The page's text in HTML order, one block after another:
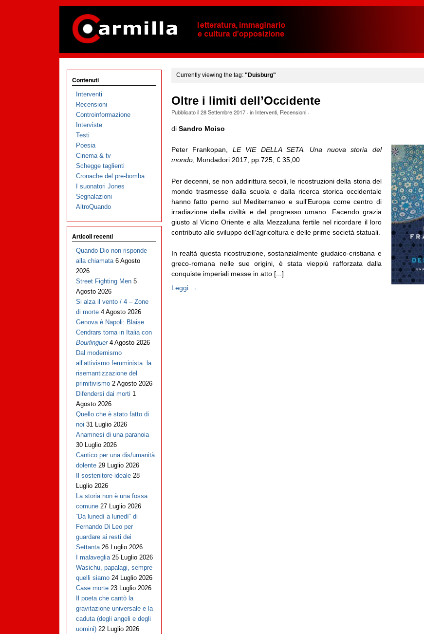
Currently viewing the tag: "Duisburg"
Oltre i limiti dell’Occidente
Pubblicato il28 Settembre 2017· in Interventi, Recensioni·
di Sandro Moiso
Peter Frankopan, LE VIE DELLA SETA. Una nuova storia del
mondo, Mondadori 2017, pp.725, € 35,00
Per decenni, se non addirittura secoli, le ricostruzioni della storia del
mondo trasmesse dalla scuola e dalla ricerca storica occidentale
hanno fatto perno sul Mediterraneo e sull’Europa come centro di
irradiazione della civiltà e del progresso umano. Facendo grazia
giusto al Vicino Oriente e alla Mezzaluna fertile nel ricordare il loro
contributo allo sviluppo dell’agricoltura e delle prime società statuali.
In realtà questa ricostruzione, sostanzialmente giudaico-cristiana e
greco-romana nelle sue origini, è stata vieppiù rafforzata dalla
conquiste imperiali messe in atto [...]
Leggi →
Contenuti
Interventi
Recensioni
Controinformazione
Interviste
Testi
Poesia
Cinema & tv
Schegge taglienti
Cronache del pre-bomba
I suonatori Jones
Segnalazioni
AltroQuando
Articoli recenti
Quando Dio non risponde
alla chiamata 6 Agosto
2026
Street Fighting Men 5
Agosto 2026
Si alza il vento / 4 – Zone
di morte 4 Agosto 2026
Genova è Napoli: Blaise
Cendrars torna in Italia con
Bourlinguer 4 Agosto 2026
Dal modernismo
all’attivismo femminista: la
risemantizzazione del
primitivismo 2 Agosto 2026
Difendersi dai morti 1
Agosto 2026
Quello che è stato fatto di
noi 31 Luglio 2026
Anamnesi di una paranoia
30 Luglio 2026
Cantico per una dis/umanità
dolente 29 Luglio 2026
Il sostenitore ideale 28
Luglio 2026
La storia non è una fossa
comune 27 Luglio 2026
“Da lunedì a lunedì” di
Fernando Di Leo per
guardare ai resti dei
Settanta 26 Luglio 2026
I malaveglia 25 Luglio 2026
Wasichu, papalagi, sempre
quelli siamo 24 Luglio 2026
Case morte 23 Luglio 2026
Il poeta che cantò la
gravitazione universale e la
caduta (degli angeli e degli
uomini) 22 Luglio 2026